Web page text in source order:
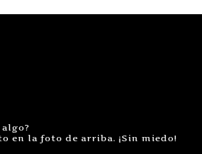
en la foto de arriba. ¡Sin miedo!